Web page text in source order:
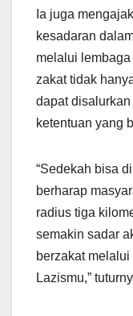
Ia juga
kesadaran
melalui
zakat tidak
dapat
ketentuan yang
“Sedekah bisa
berharap
radius tiga
semakin sadar
berzakat
Lazismu,”